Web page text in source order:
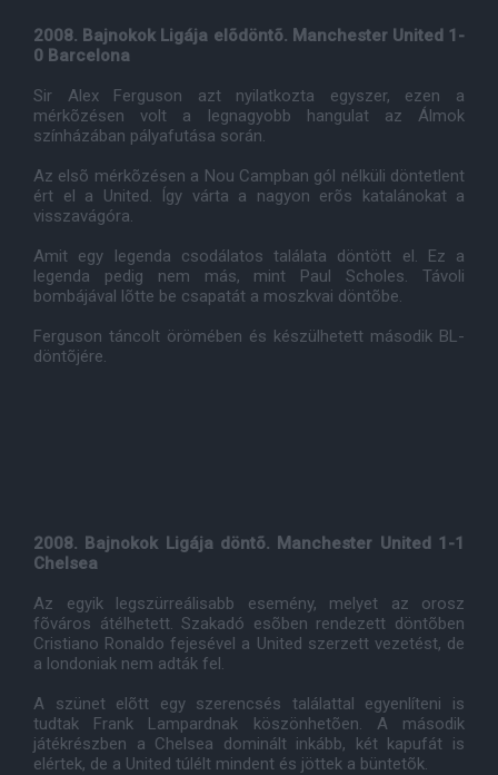
2008. Bajnokok Ligája elõdöntõ. Manchester United 1-
0 Barcelona
Sir Alex Ferguson azt nyilatkozta egyszer, ezen a
mérkõzésen volt a legnagyobb hangulat az Álmok
színházában pályafutása során.
Az elsõ mérkõzésen a Nou Campban gól nélküli döntetlent
ért el a United. Így várta a nagyon erõs katalánokat a
visszavágóra.
Amit egy legenda csodálatos találata döntött el. Ez a
legenda pedig nem más, mint Paul Scholes. Távoli
bombájával lõtte be csapatát a moszkvai döntõbe.
Ferguson táncolt örömében és készülhetett második BL-
döntõjére.
2008. Bajnokok Ligája döntõ. Manchester United 1-1
Chelsea
Az egyik legszürreálisabb esemény, melyet az orosz
fõváros átélhetett. Szakadó esõben rendezett döntõben
Cristiano Ronaldo fejesével a United szerzett vezetést, de
a londoniak nem adták fel.
A szünet elõtt egy szerencsés találattal egyenlíteni is
tudtak Frank Lampardnak köszönhetõen. A második
játékrészben a Chelsea dominált inkább, két kapufát is
elértek, de a United túlélt mindent és jöttek a büntetõk.